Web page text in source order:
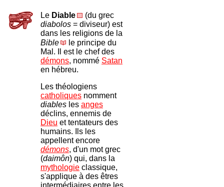
Le Diable
(du grec
diabolos = diviseur) est
dans les religions de la
Bible
le principe du
Mal. Il est le chef des
démons, nommé Satan
en hébreu.
Les théologiens
catholiques nomment
diables les anges
déclins, ennemis de
Dieu et tentateurs des
humains. Ils les
appellent encore
démons, d'un mot grec
(daimôn) qui, dans la
mythologie classique,
s'applique à des êtres